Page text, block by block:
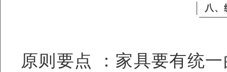
八、
原则要点 ：家具要有统